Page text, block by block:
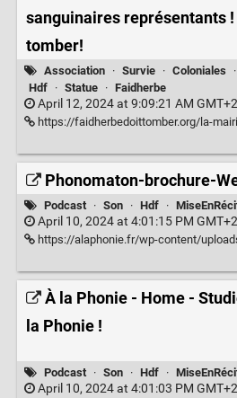
sanguinaires représentants
tomber!
Association · Survie · Coloniales ·
Hdf
· Statue · Faidherbe
April 12, 2024 at 9:09:21 AM GMT+2
https://faidherbedoittomber.org/la-mairie-de-lille-desapprouve-le-colonialisme-
Phonomaton-brochure-
Podcast · Son · Hdf ·
April 10, 2024 at 4:01:15 PM GMT+2
https://alaphonie.fr/wp-content/uploads/sites/40/
À la Phonie - Home -
la Phonie !
Podcast · Son · Hdf ·
April 10, 2024 at 4:01:03 PM GMT+2